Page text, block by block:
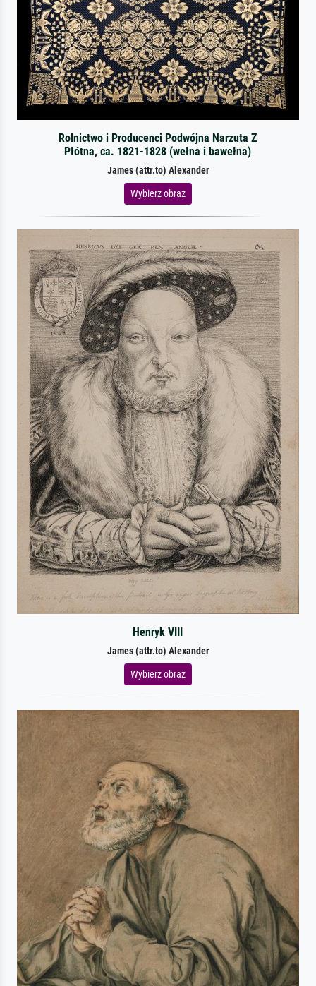
Rolnictwo i Producenci Podwójna Narzuta Z
Płótna, ca. 1821-1828 (wełna i bawełna)
James (attr.to) Alexander
Wybierz obraz
Henryk VIII
James (attr.to) Alexander
Wybierz obraz